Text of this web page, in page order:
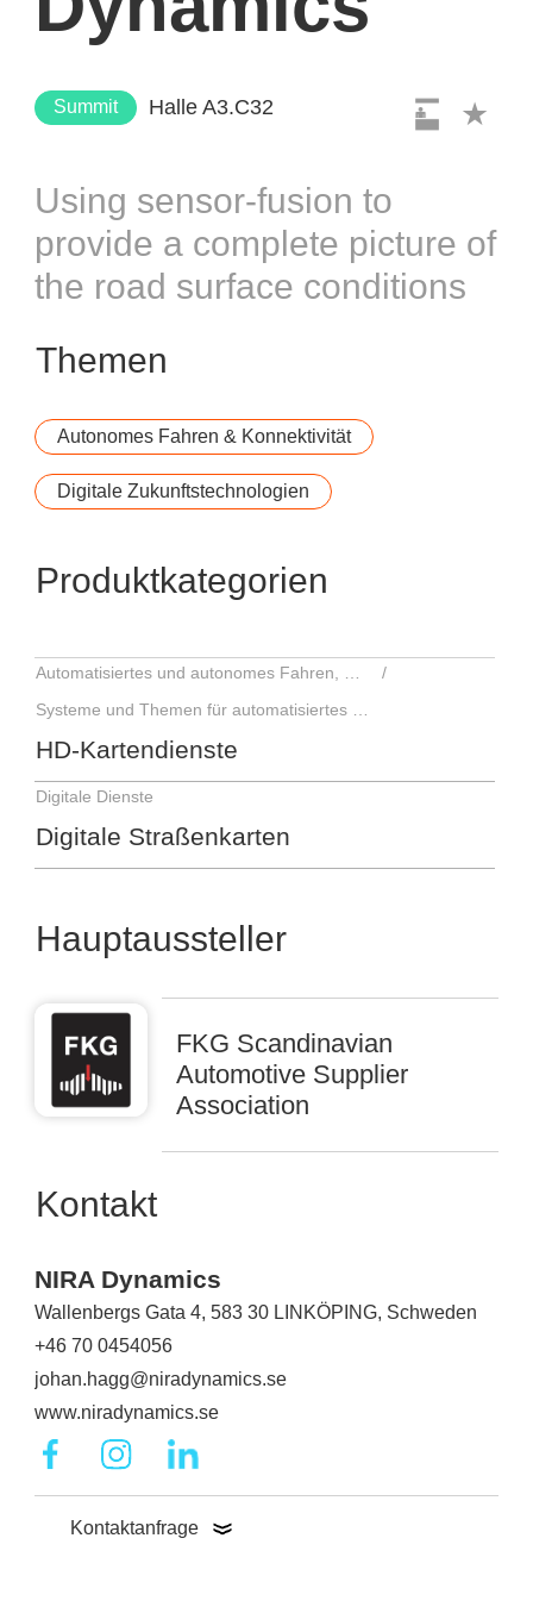
Summit Halle A3.C32
Using sensor-fusion to
provide a complete picture of
the road surface conditions
Themen
Autonomes Fahren & Konnektivität
Digitale Zukunftstechnologien
Produktkategorien
HD-Kartendienste
Digitale Dienste
Digitale Straßenkarten
Hauptaussteller
FKG Scandinavian
Automotive Supplier
Association
Kontakt
NIRA Dynamics
Wallenbergs Gata 4, 583 30 LINKÖPING, Schweden
+46 70 0454056
johan.hagg@niradynamics.se
www.niradynamics.se
Kontaktanfrage